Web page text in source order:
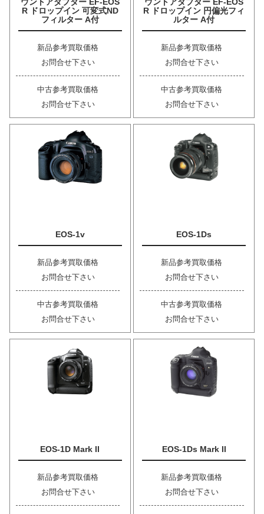
ウントアダプター EF-EOS
R ドロップイン 可変式ND
フィルター A付
新品参考買取価格
お問合せ下さい
中古参考買取価格
お問合せ下さい
ウントアダプター EF-EOS
R ドロップイン 円偏光フィ
ルター A付
新品参考買取価格
お問合せ下さい
中古参考買取価格
お問合せ下さい
EOS-1v
新品参考買取価格
お問合せ下さい
中古参考買取価格
お問合せ下さい
EOS-1Ds
新品参考買取価格
お問合せ下さい
中古参考買取価格
お問合せ下さい
EOS-1D Mark II
新品参考買取価格
お問合せ下さい
EOS-1Ds Mark II
新品参考買取価格
お問合せ下さい